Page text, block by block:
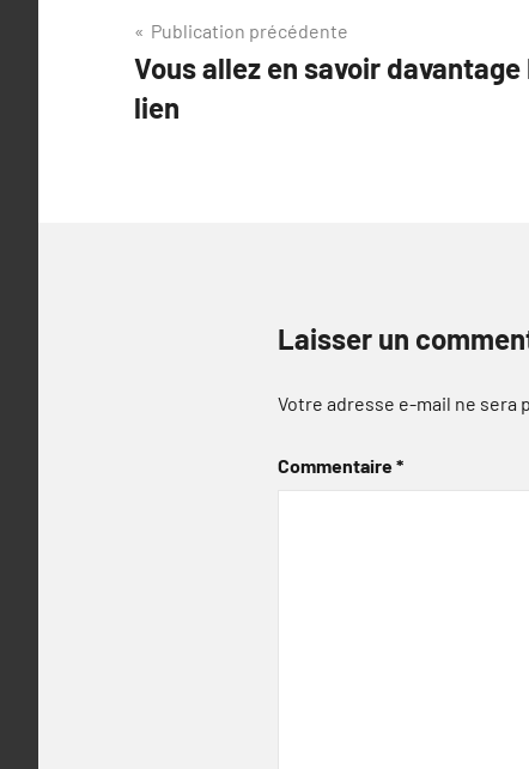
Navigation
de
l’article
Publication précédente
Vous allez en savoir davantage
lien
Laisser un
Votre adresse e-mail ne sera
Commentaire*